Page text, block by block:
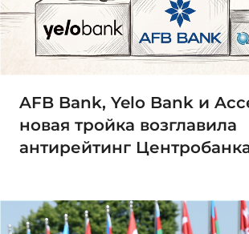
AFB Bank, Yelo Bank и
новая тройка возглавила
антирейтинг